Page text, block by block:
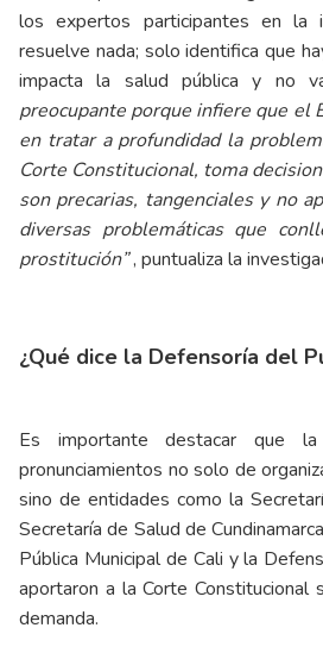
los expertos participantes en la
resuelve nada; solo identifica que
impacta la salud pública y no
preocupante porque infiere que el
en tratar a profundidad la
Corte Constitucional, toma
son precarias, tangenciales y no
diversas problemáticas que
prostitución”, puntualiza la
¿Qué dice la Defensoría del
Es importante destacar que la
pronunciamientos no solo de
sino de entidades como la
Secretaría de Salud de
Pública Municipal de Cali y la
aportaron a la Corte Constitucional
demanda.